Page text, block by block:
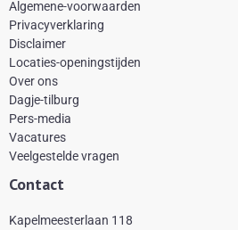
o
o
k
-
f
r
e
s
t
r
a
Algemene-voorwaarden
Privacyverklaring
Disclaimer
Locaties-openingstijden
Over ons
Dagje-tilburg
Pers-media
Vacatures
Veelgestelde vragen
Contact
Kapelmeesterlaan 118